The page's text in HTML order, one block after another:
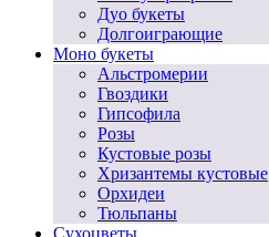
Дуо букеты
Долгоиграющие
Моно букеты
Альстромерии
Гвоздики
Гипсофила
Розы
Кустовые розы
Хризантемы кустовые
Орхидеи
Тюльпаны
Сухоцветы